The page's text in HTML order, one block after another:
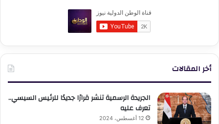
أخر المقالات
الجريدة الرسمية تنشر قرارًا جديدًا للرئيس السيسي..
تعرف عليه
12 أغسطس، 2024